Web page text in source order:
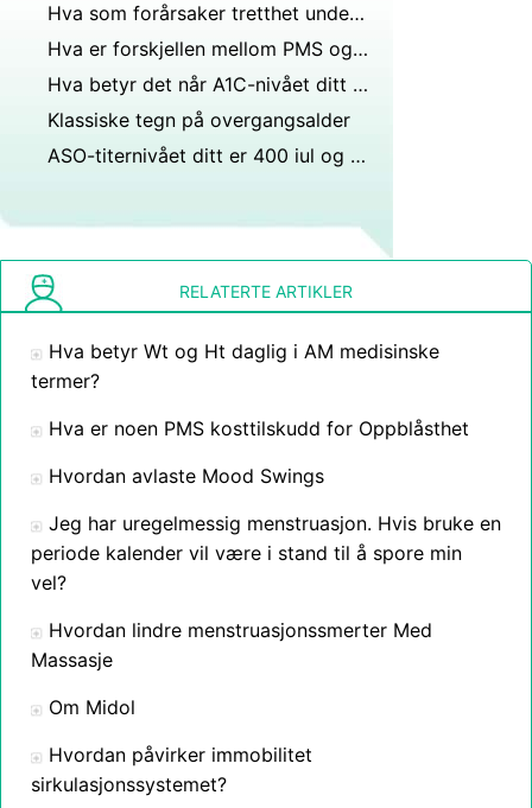
Hva som forårsaker tretthet under Premenstruelt Cycle
Hva er forskjellen mellom PMS og graviditetssymptomer?
Hva betyr det når A1C-nivået ditt har vært 6.0 i over to år?
Klassiske tegn på overgangsalder
ASO-titernivået ditt er 400 iul og alderen din var 29 år, dette er et alvorlig problem i fremtiden, hvilken forsiktighet bør du ta?
RELATERTE ARTIKLER
Hva betyr Wt og Ht daglig i AM medisinske
termer?
Hva er noen PMS kosttilskudd for Oppblåsthet
Hvordan avlaste Mood Swings
Jeg har uregelmessig menstruasjon. Hvis bruke en
periode kalender vil være i stand til å spore min
vel?
Hvordan lindre menstruasjonssmerter Med
Massasje
Om Midol
Hvordan påvirker immobilitet
sirkulasjonssystemet?